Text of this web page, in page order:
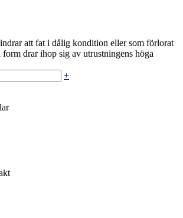
att fat i dålig kondition eller som förlorat
drar ihop sig av utrustningens höga
+